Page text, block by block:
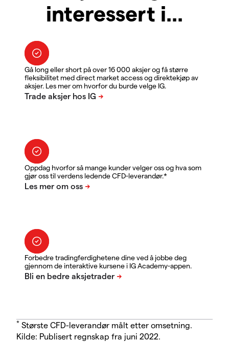
interessert i...
Gå long eller short på over 16 000 aksjer og få større
fleksibilitet med direct market access og direktekjøp av
aksjer. Les mer om hvorfor du burde velge IG.
Oppdag hvorfor så mange kunder velger oss og hva som
gjør oss til verdens ledende CFD-leverandør.*
Forbedre tradingferdighetene dine ved å jobbe deg
gjennom de interaktive kursene i IG Academy-appen.
* Største CFD-leverandør målt etter omsetning.
Kilde: Publisert regnskap fra juni 2022.